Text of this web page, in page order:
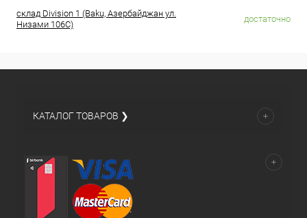
склад Division 1 (Baku, Азербайджан ул.
Низами 106C)
достаточно
КАТАЛОГ ТОВАРОВ ❯